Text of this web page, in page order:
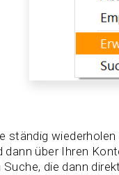
ständig
dann über Ihren
die dann